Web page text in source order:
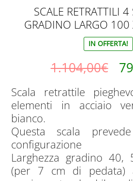
SCALE RETRATTILI
GRADINO LARGO
IN OFFERTA!
1.104,00€
era:
Scala retrattile
elementi in acciaio
bianco.
Questa scala
configurazione
Larghezza gradino
(per 7 cm di pedata)